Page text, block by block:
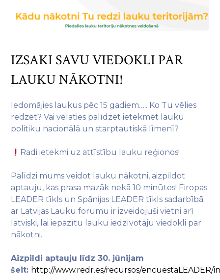
IZSAKI SAVU VIEDOKLI PAR
LAUKU NĀKOTNI!
Iedomājies laukus pēc 15 gadiem….. Ko Tu vēlies
redzēt? Vai vēlaties palīdzēt ietekmēt lauku
politiku nacionālā un starptautiskā līmenī?
Radi ietekmi uz attīstību lauku reģionos!
Palīdzi mums veidot lauku nākotni, aizpildot
aptauju, kas prasa mazāk nekā 10 minūtes! Eiropas
LEADER tīkls un Spānijas LEADER tīkls sadarbībā
ar Latvijas Lauku forumu ir izveidojuši vietni arī
latviski, lai iepazītu lauku iedzīvotāju viedokli par
nākotni.
Aizpildi aptauju līdz 30. jūnijam
šeit: http://www.redr.es/recursos/encuestaLEADER/